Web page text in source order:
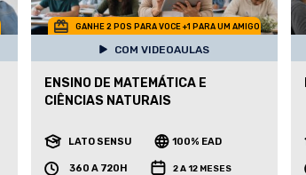
GANHE 2 POS PARA VOCE +1 PARA UM AMIGO
COM VIDEOAULAS
ENSINO DE MATEMÁTICA E
CIÊNCIAS NATURAIS
LATO SENSU 100% EAD
360 A 720H 2 A 12 MESES